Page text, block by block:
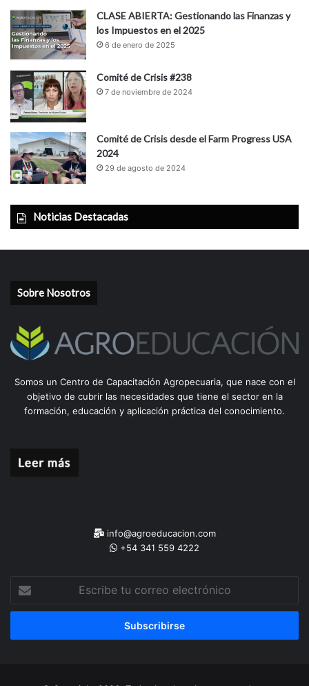
CLASE ABIERTA: Gestionando las Finanzas y
los Impuestos en el 2025
6 de enero de 2025
Comité de Crisis #238
7 de noviembre de 2024
Comité de Crisis desde el Farm Progress USA
2024
29 de agosto de 2024
Noticias Destacadas
Sobre Nosotros
Somos un Centro de Capacitación Agropecuaria, que nace con el
objetivo de cubrir las necesidades que tiene el sector en la
formación, educación y aplicación práctica del conocimiento.
info@agroeducacion.com
+54 341 559 4222
correo